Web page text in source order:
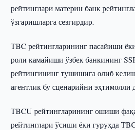
рейтинглари материн банк
ўзгаришларга сезгирдир.
TBC рейтингларининг пасайиши
роли камайиши ўзбек банкининг
рейтингининг тушишига олиб
агентлик бу сценарийни эҳтимолли
TBCU рейтингларининг ошиши
рейтинглари ўсиши ёки гуруҳда